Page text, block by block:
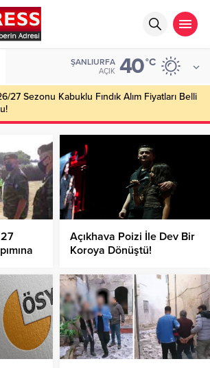
ŞANLIURFA
AÇIK 40°C
27 Sezonu Kabuklu Fındık Alım Fiyatları Belli
Açıkhava Poizi İle Dev Bir
Koroya Dönüştü!